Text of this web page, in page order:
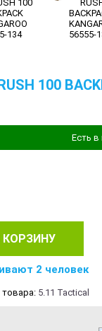
100
Есть в
КОРЗИНУ
2 человек
товара: 5.11 Tactical